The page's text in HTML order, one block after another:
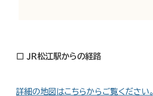
□ ＪＲ松江駅からの経路
詳細の地図はこちらからご覧ください。